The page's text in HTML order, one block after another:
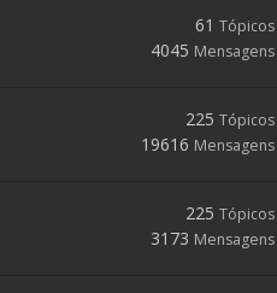
61 Tópicos
4045 Mensagens
225 Tópicos
19616 Mensagens
225 Tópicos
3173 Mensagens